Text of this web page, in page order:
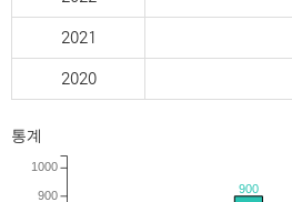
2021
2020
통계
900
900
1000